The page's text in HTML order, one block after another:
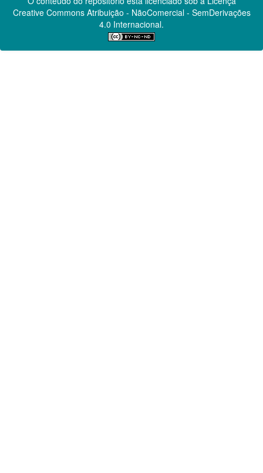
Creative CommonsAtribuição - NãoComercial - SemDerivações
4.0 Internacional.